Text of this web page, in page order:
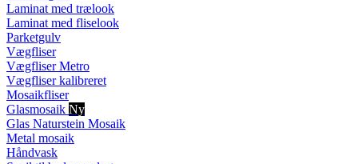
Laminat med trælook
Laminat med fliselook
Parketgulv
Vægfliser
Vægfliser Metro
Vægfliser kalibreret
Mosaikfliser
Glasmosaik Ny
Glas Naturstein Mosaik
Metal mosaik
Håndvask